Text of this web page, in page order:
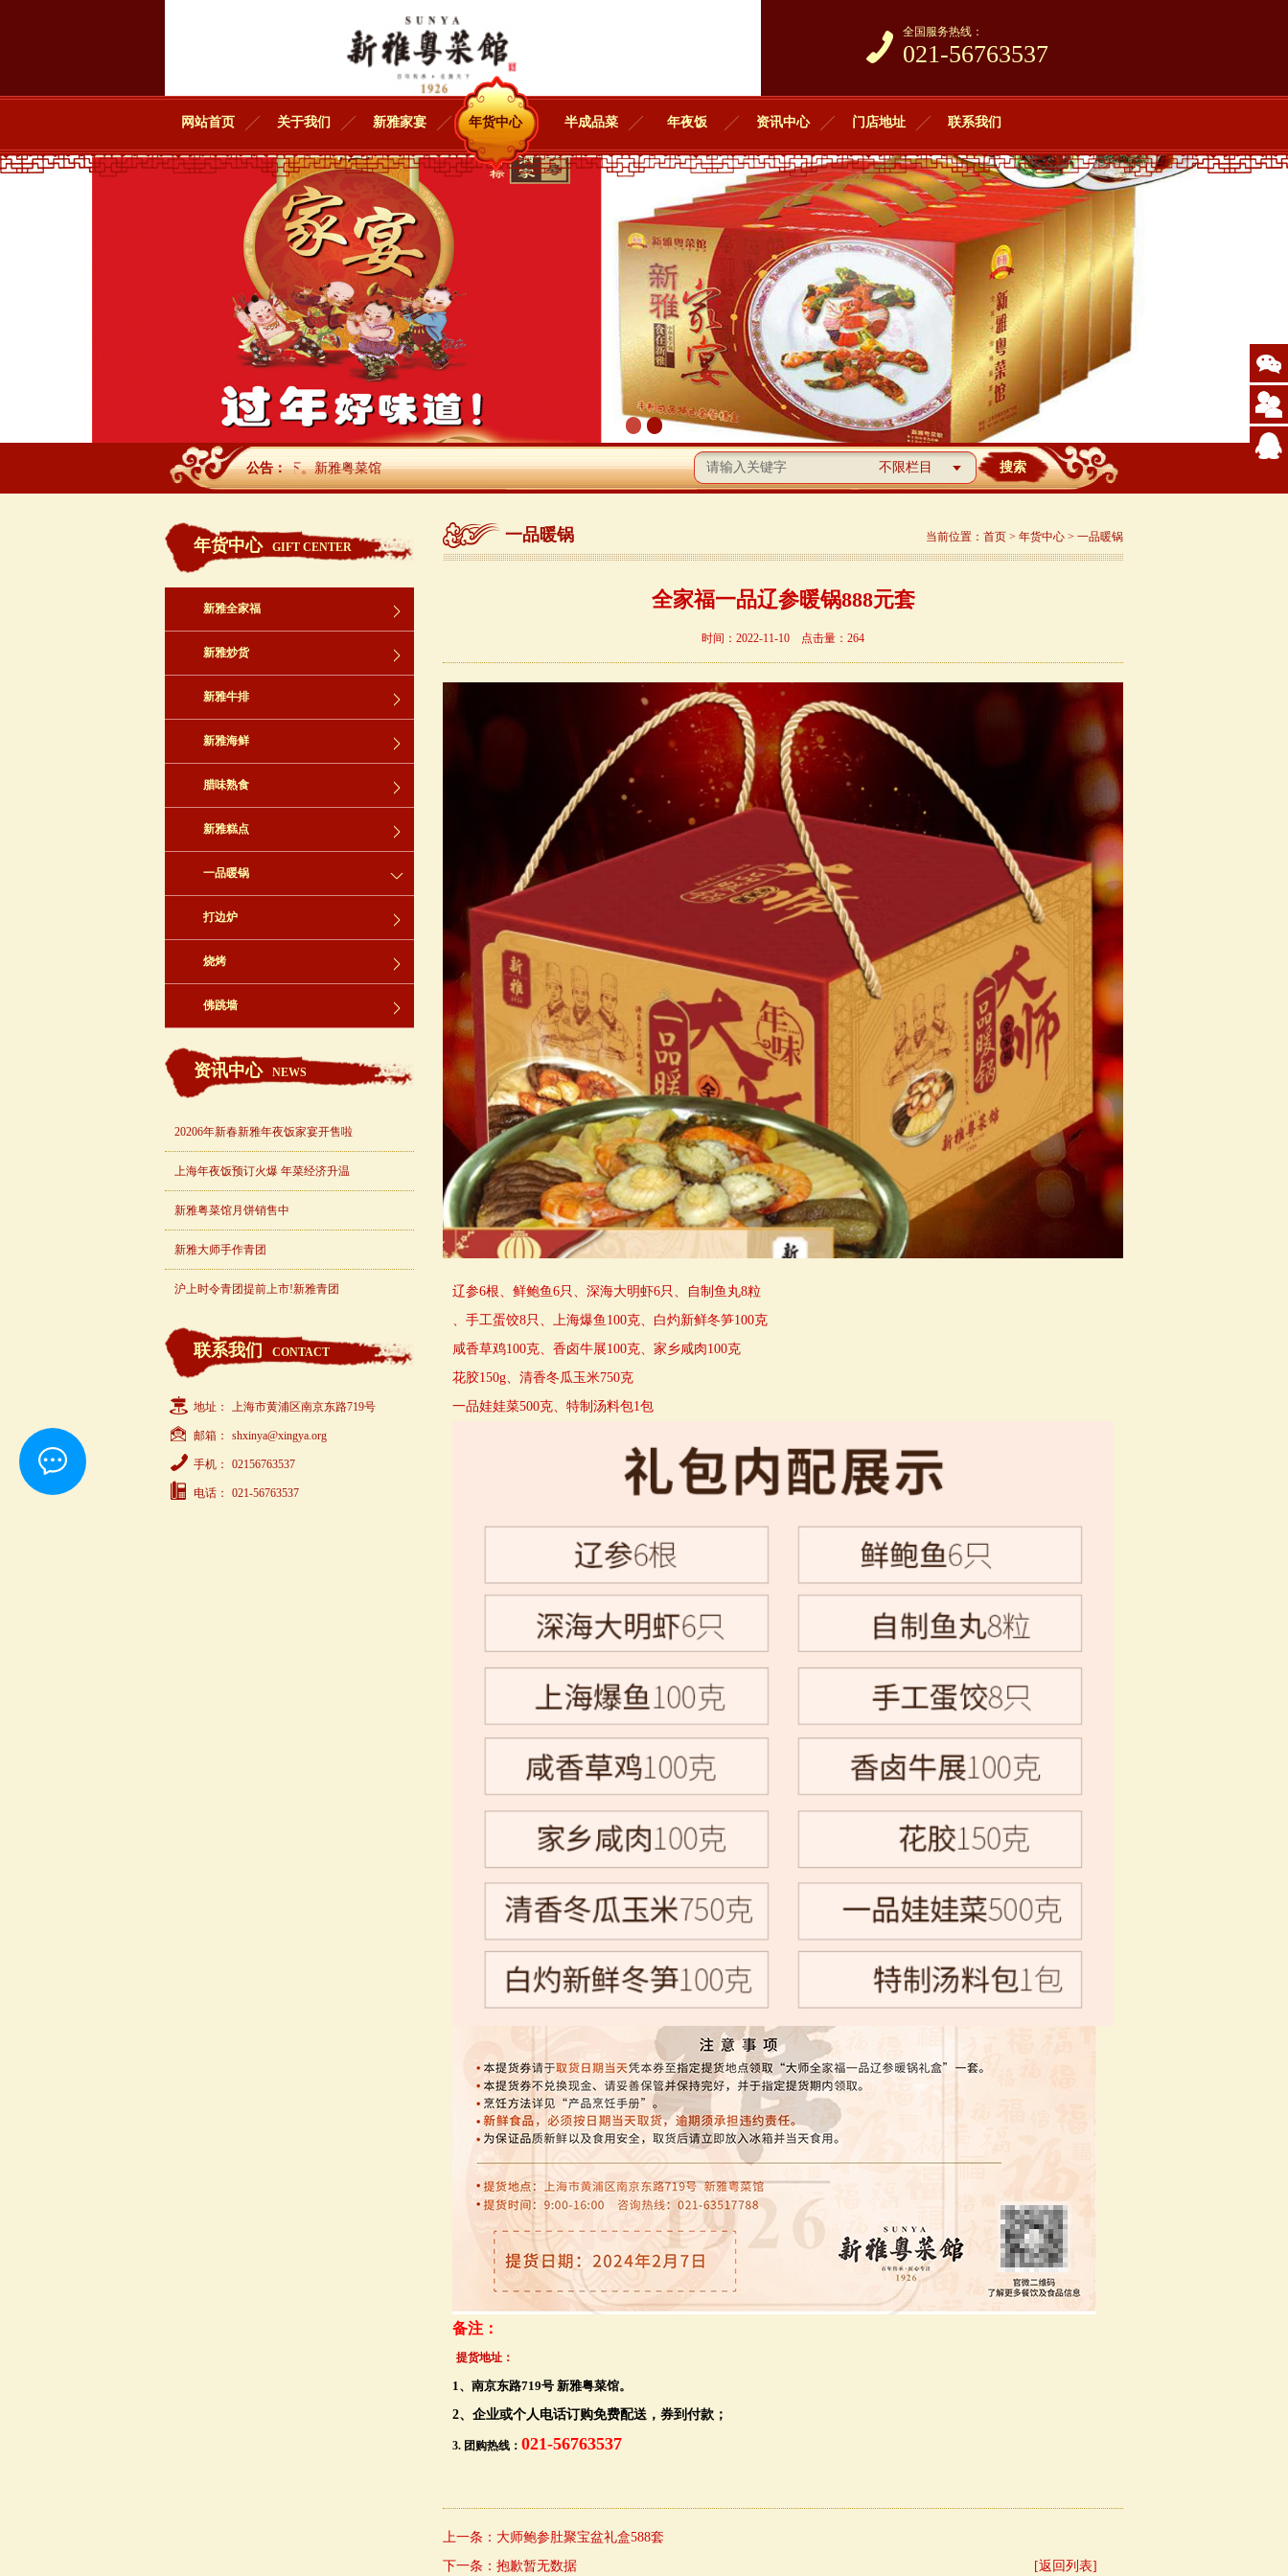
全国服务热线：
021-56763537
网站首页 关于我们 新雅家宴 年货中心 半成品菜 年夜饭 资讯中心 门店地址 联系我们
公告：
百年传承，名扬天下。新雅粤菜馆
年货中心 GIFT CENTER
新雅全家福
新雅炒货
新雅牛排
新雅海鲜
腊味熟食
新雅糕点
一品暖锅
打边炉
烧烤
佛跳墙
资讯中心 NEWS
20206年新春新雅年夜饭家宴开售啦
上海年夜饭预订火爆 年菜经济升温
新雅粤菜馆月饼销售中
新雅大师手作青团
沪上时令青团提前上市!新雅青团
联系我们 CONTACT
地址： 上海市黄浦区南京东路719号
邮箱： shxinya@xingya.org
手机： 02156763537
电话： 021-56763537
一品暖锅 当前位置： 首页 > 年货中心 > 一品暖锅
全家福一品辽参暖锅888元套
时间：2022-11-10 点击量： 264
辽参6根、鲜鲍鱼6只、深海大明虾6只、自制鱼丸8粒
、手工蛋饺8只、上海爆鱼100克、白灼新鲜冬笋100克
咸香草鸡100克、香卤牛展100克、家乡咸肉100克
花胶150g、清香冬瓜玉米750克
一品娃娃菜500克、特制汤料包1包
备注：
提货地址：
1、南京东路719号 新雅粤菜馆。
2、企业或个人电话订购免费配送，券到付款；
3. 团购热线： 021-56763537
上一条： 大师鲍参肚聚宝盆礼盒588套
下一条： 抱歉暂无数据 [返回列表]